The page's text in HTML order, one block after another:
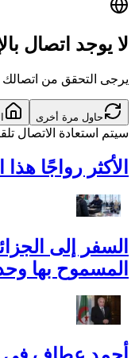
لا يوجد اتصال
يرجى التحقق من اتصالك
حاول مرة أخرى
سيتم استعادة الاتصال
الأكثر رواجًا هذا
المسموح بها